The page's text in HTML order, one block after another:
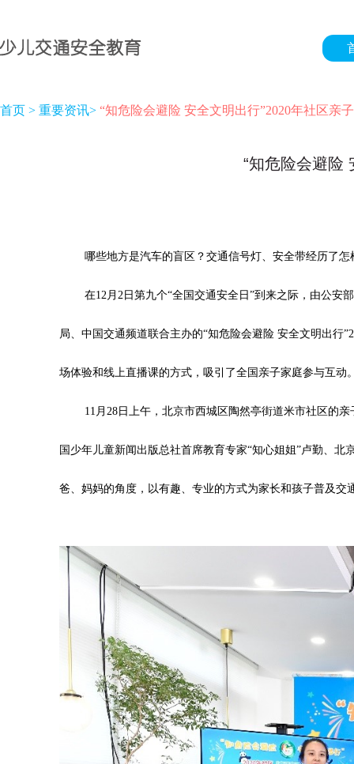
首页 > 重要资讯> “知危险会避险 安全文明出行”2020年社区亲
“知危险会避险
哪些地方是汽车的盲区？交通信号灯、安全带经历了
在12月2日第九个“全国交通安全日”到来之际，由公
局、中国交通频道联合主办的“知危险会避险 安全文明出行
场体验和线上直播课的方式，吸引了全国亲子家庭参与互动
11月28日上午，北京市西城区陶然亭街道米市社区的
国少年儿童新闻出版总社首席教育专家“知心姐姐”卢勤、
爸、妈妈的角度，以有趣、专业的方式为家长和孩子普及交